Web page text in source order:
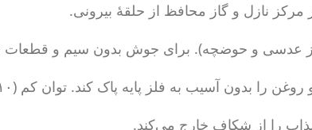
مرکز نازل و گاز محافظ از حلقۀ بیرونی.
عدسی و حوضچه). برای جوش بدون سیم و قطعات
آسیب به فلز پایه پاک کند. توان کم (۱۰-۲۰٪ توان جوش).
را از شکاف خارج می‌کند.